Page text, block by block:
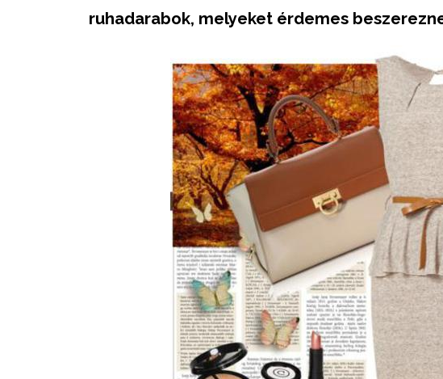
ruhadarabok, melyeket érdemes